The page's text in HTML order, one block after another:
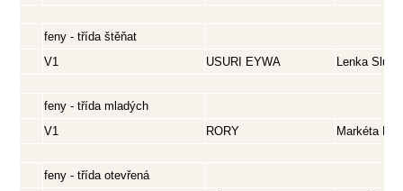
feny - třída štěňat
V1
USURI EYWA Lenka
feny - třída mladých
V1
RORY Markéta
feny - třída otevřená